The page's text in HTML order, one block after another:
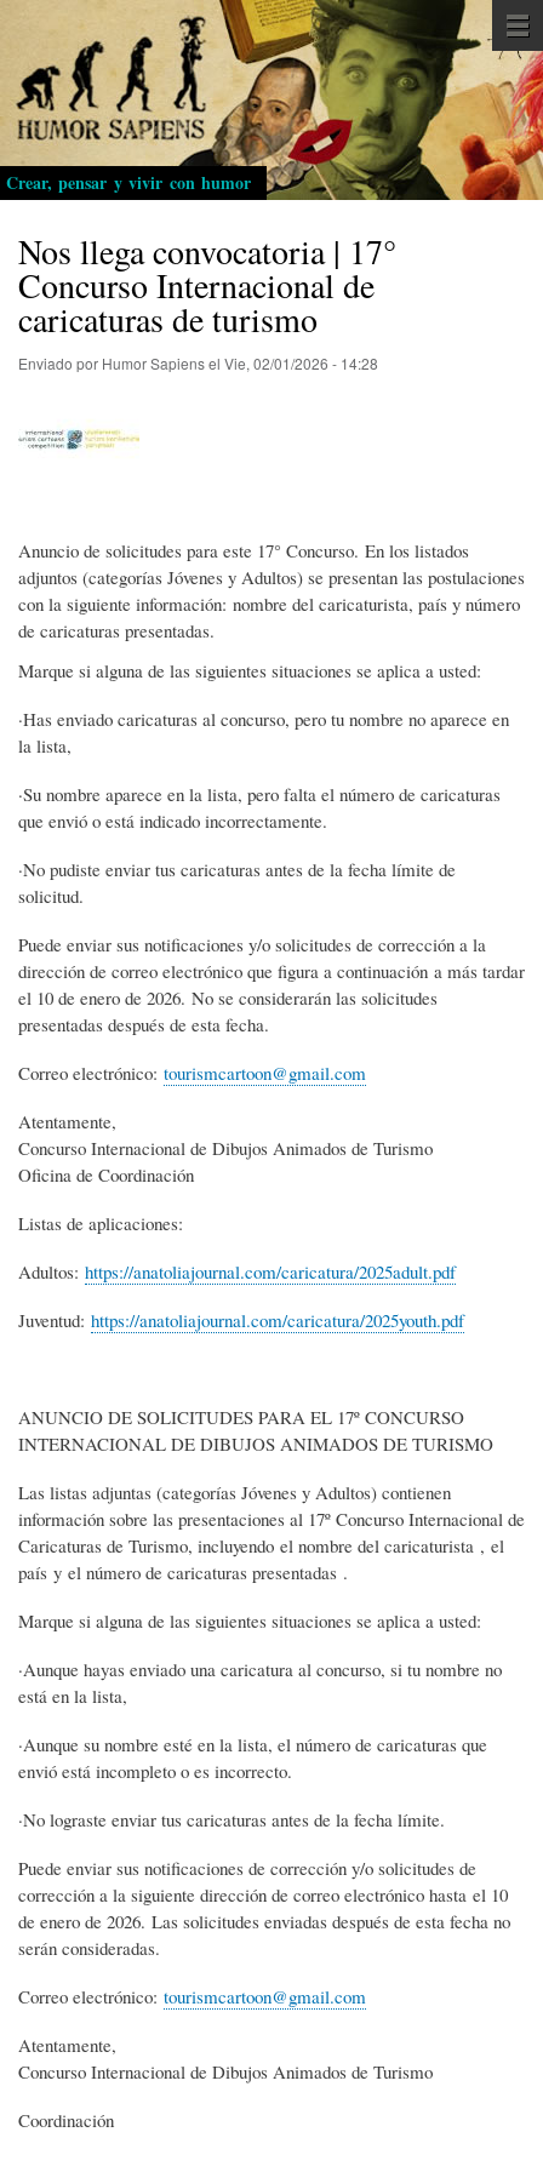
Pasar
al
contenido
principal
Crear, pensar y vivir con humor
Nos llega convocatoria | 17°
Concurso Internacional de
caricaturas de turismo
Enviado por Humor Sapiensel Vie, 02/01/2026 - 14:28
Anuncio de solicitudes para este 17° Concurso. En los listados
adjuntos (categorías Jóvenes y Adultos) se presentan las postulaciones
con la siguiente información: nombre del caricaturista, país y número
de caricaturas presentadas.
Marque si alguna de las siguientes situaciones se aplica a usted:
·Has enviado caricaturas al concurso, pero tu nombre no aparece en
la lista,
·Su nombre aparece en la lista, pero falta el número de caricaturas
que envió o está indicado incorrectamente.
·No pudiste enviar tus caricaturas antes de la fecha límite de
solicitud.
Puede enviar sus notificaciones y/o solicitudes de corrección a la
dirección de correo electrónico que figura a continuación a más tardar
el 10 de enero de 2026. No se considerarán las solicitudes
presentadas después de esta fecha.
Correo electrónico: tourismcartoon@gmail.com
Atentamente,
Concurso Internacional de Dibujos Animados de Turismo
Oficina de Coordinación
Listas de aplicaciones:
Adultos: https://anatoliajournal.com/caricatura/2025adult.pdf
Juventud: https://anatoliajournal.com/caricatura/2025youth.pdf
ANUNCIO DE SOLICITUDES PARA EL 17º CONCURSO
INTERNACIONAL DE DIBUJOS ANIMADOS DE TURISMO
Las listas adjuntas (categorías Jóvenes y Adultos) contienen
información sobre las presentaciones al 17º Concurso Internacional de
Caricaturas de Turismo, incluyendo el nombre del caricaturista , el
país y el número de caricaturas presentadas .
Marque si alguna de las siguientes situaciones se aplica a usted:
·Aunque hayas enviado una caricatura al concurso, si tu nombre no
está en la lista,
·Aunque su nombre esté en la lista, el número de caricaturas que
envió está incompleto o es incorrecto.
·No lograste enviar tus caricaturas antes de la fecha límite.
Puede enviar sus notificaciones de corrección y/o solicitudes de
corrección a la siguiente dirección de correo electrónico hasta el 10
de enero de 2026. Las solicitudes enviadas después de esta fecha no
serán consideradas.
Correo electrónico: tourismcartoon@gmail.com
Atentamente,
Concurso Internacional de Dibujos Animados de Turismo
Coordinación